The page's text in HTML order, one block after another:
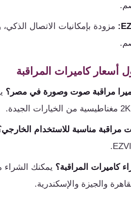
أسعار كاميرات المراقبة
مراقبة صوت وصورة في مصر؟
مراقبة مناسبة للاستخدام
كاميرات المراقبة؟ يمكنك الشراء
والجيزة والإسكندرية.